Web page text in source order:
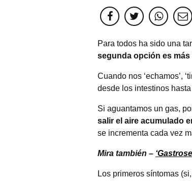
Para todos ha sido una
segunda opción es más
Cuando nos ‘echamos’,
desde los intestinos hasta
Si aguantamos un gas,
salir el aire acumulado
se incrementa cada vez
Mira también –
Los primeros síntomas